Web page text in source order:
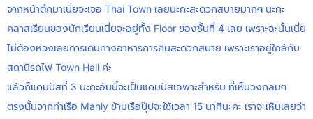
จากหน้าตึกมาเนี่ยจะเจอ Thai Town เลยนะคะสะดวกสบายมากๆ นะคะ
คลาสเรียนของนักเรียนเนี่ยจะอยู่ทั้ง Floor ของชั้นที่ 4 เลย เพราะฉะนั้นเนี่ย
ไม่ต้องห่วงเลยการเดินทางอาหารการกินสะดวกสบาย เพราะเราอยู่ใกล้กับ
สถานีรถไฟ Town Hall ค่ะ
แล้วก็แคมปัสที่ 3 นะคะอันนี้จะเป็นแคมปัสเฉพาะสำหรับ ที่เห็นวงกลมๆ
ตรงนั้นจากท่าเรือ Manly ข้ามเรือปุ๊ปจะใช้เวลา 15 นาทีนะคะ เราจะเห็นเลยว่า